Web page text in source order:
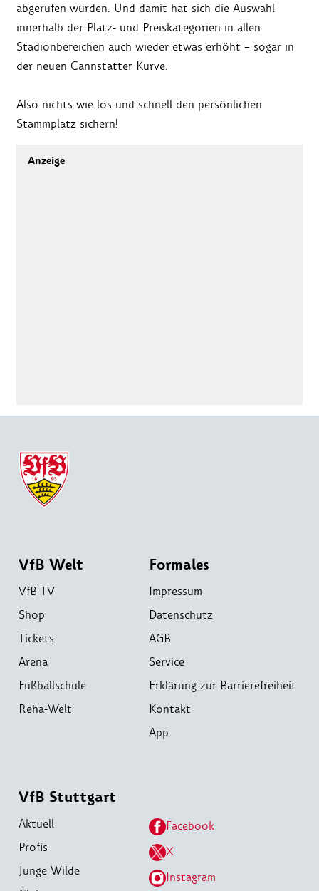
abgerufen wurden. Und damit hat sich die Auswahl
innerhalb der Platz- und Preiskategorien in allen
Stadionbereichen auch wieder etwas erhöht – sogar in
der neuen Cannstatter Kurve.
Also nichts wie los und schnell den persönlichen
Stammplatz sichern!
VfB Welt
VfB TV
Shop
Tickets
Arena
Fußballschule
Reha-Welt
Formales
Impressum
Datenschutz
AGB
Service
Erklärung zur Barrierefreiheit
Kontakt
App
VfB Stuttgart
Aktuell
Profis
Junge Wilde
Facebook
X
Instagram